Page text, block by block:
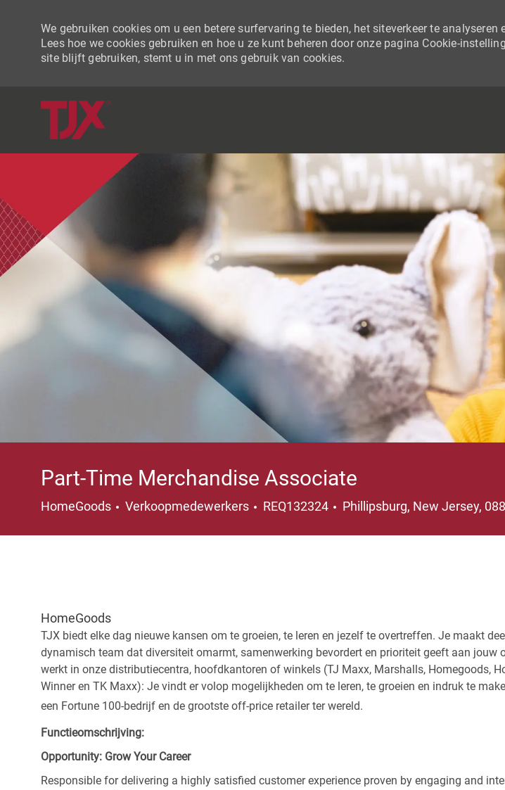
We gebruiken cookies om u een betere surfervaring te bieden, het siteverkeer te analyseren
Lees hoe we cookies gebruiken en hoe u ze kunt beheren door onze pagina Cookie-
site blijft gebruiken, stemt u in met ons gebruik van cookies.
Part-Time Merchandise Associate
HomeGoods Categorie
Verkoopmedewerkers REQ132324 Plaats
Phillipsburg, New Jersey,
HomeGoods
TJX biedt elke dag nieuwe kansen om te groeien, te leren en jezelf te overtreffen. Je maakt
dynamisch team dat diversiteit omarmt, samenwerking bevordert en prioriteit geeft aan jouw
werkt in onze distributiecentra, hoofdkantoren of winkels (TJ Maxx, Marshalls, Homegoods,
Winner en TK Maxx): Je vindt er volop mogelijkheden om te leren, te groeien en indruk te
een Fortune 100-bedrijf en de grootste off-price retailer ter wereld.
Functieomschrijving:
Opportunity: Grow Your Career
Responsible for delivering a highly satisfied customer experience proven by engaging and